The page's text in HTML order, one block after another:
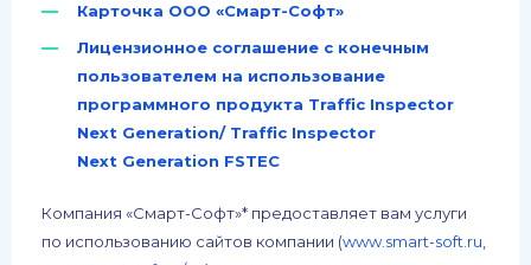
Карточка ООО «Смарт-Софт»
Лицензионное соглашение с конечным
пользователем на использование
программного продукта Тraffic Inspector
Next Generation/ Тraffic Inspector
Next Generation FSTEC
Компания «Смарт-Софт»* предоставляет вам услуги
по использованию сайтов компании (www.smart-soft.ru